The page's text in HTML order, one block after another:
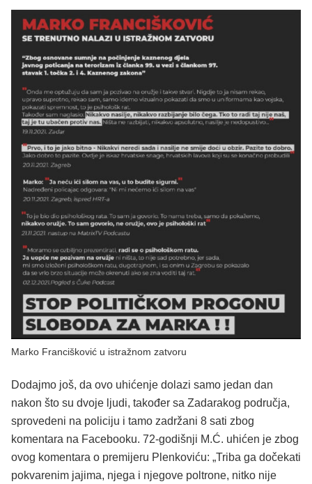
Marko Francišković u istražnom zatvoru
Dodajmo još, da ovo uhićenje dolazi samo jedan dan
nakon što su dvoje ljudi, također sa Zadarakog područja,
sprovedeni na policiju i tamo zadržani 8 sati zbog
komentara na Facebooku. 72-godišnji M.Ć. uhićen je zbog
ovog komentara o premijeru Plenkoviću: „Triba ga dočekati
pokvarenim jajima, njega i njegove poltrone, nitko nije